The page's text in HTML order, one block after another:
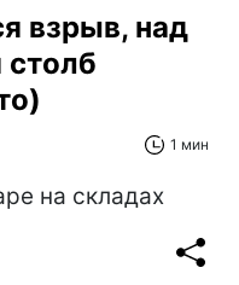
взрыв, над
столб
1 мин
на складах